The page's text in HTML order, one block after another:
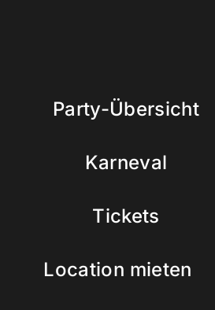
Party-Übersicht
Karneval
Tickets
Location mieten